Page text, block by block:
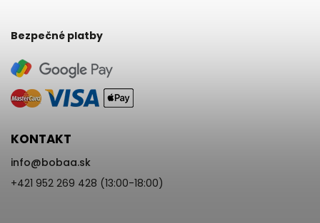
Bezpečné platby
KONTAKT
info@bobaa.sk
+421 952 269 428 (13:00-18:00)